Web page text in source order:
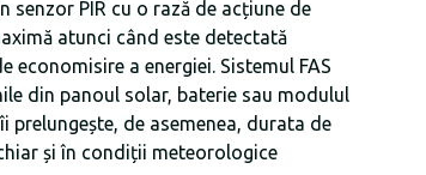
senzor PIR cu o rază de acțiune de
atunci când este detectată
economisire a energiei. Sistemul FAS
din panoul solar, baterie sau modulul
prelungește, de asemenea, durata de
și în condiții meteorologice